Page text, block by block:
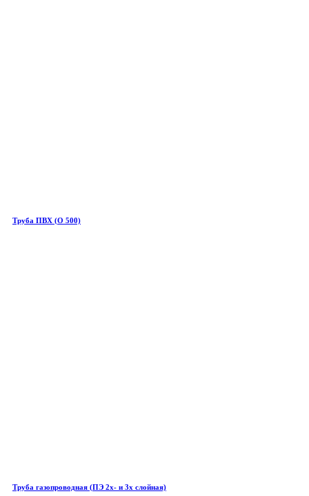
Труба ПВХ (О 500)
Труба газопроводная (ПЭ 2х- и 3х слойная)